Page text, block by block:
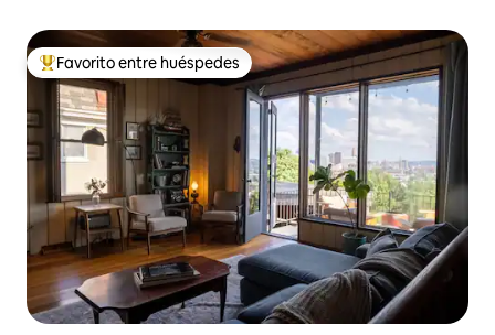
De los mejores en Favorito entre huéspedes
Favorito entre huéspedes